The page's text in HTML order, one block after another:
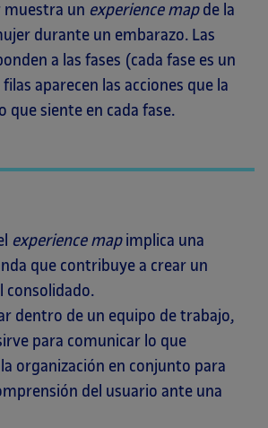
muestra un experience mapde la
durante un embarazo. Las
a las fases (cada fase es un
aparecen las acciones que la
que siente en cada fase.
experience map implica una
que contribuye a crear un
consolidado.
dentro de un equipo de trabajo,
para comunicar lo que
organización en conjunto para
del usuario ante una